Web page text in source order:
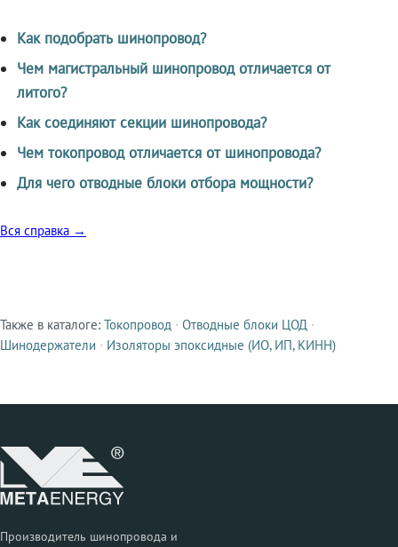
Как подобрать шинопровод?
Чем магистральный шинопровод отличается от
литого?
Как соединяют секции шинопровода?
Чем токопровод отличается от шинопровода?
Для чего отводные блоки отбора мощности?
Вся справка →
Смежные продукты
Также в каталоге: Токопровод · Отводные блоки ЦОД ·
Шинодержатели · Изоляторы эпоксидные (ИО, ИП, КИНН)
Производитель шинопровода и